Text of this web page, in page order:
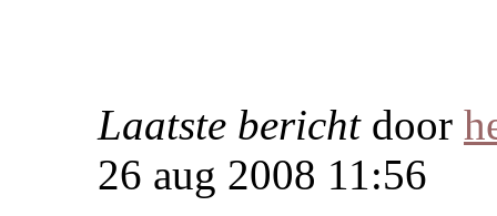
Laatste bericht door
26 aug 2008 11:56